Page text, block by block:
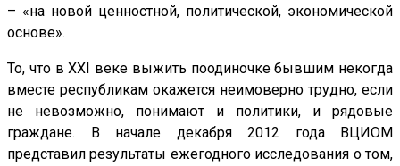
– «на новой ценностной, политической, экономической
основе».
То, что в XXI веке выжить поодиночке бывшим некогда
вместе республикам окажется неимоверно трудно, если
не невозможно, понимают и политики, и рядовые
граждане. В начале декабря 2012 года ВЦИОМ
представил результаты ежегодного исследования о том,